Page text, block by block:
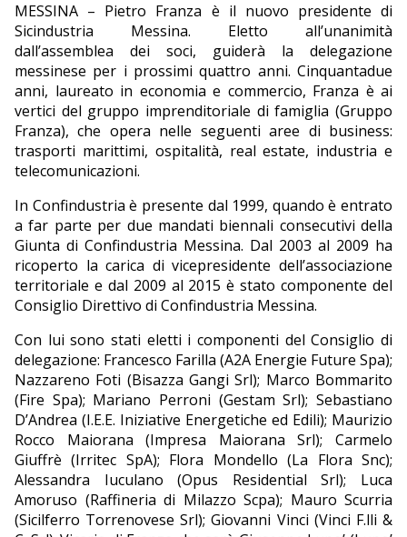
MESSINA – Pietro Franza è il nuovo presidente di
Sicindustria Messina. Eletto all’unanimità
dall’assemblea dei soci, guiderà la delegazione
messinese per i prossimi quattro anni. Cinquantadue
anni, laureato in economia e commercio, Franza è ai
vertici del gruppo imprenditoriale di famiglia (Gruppo
Franza), che opera nelle seguenti aree di business:
trasporti marittimi, ospitalità, real estate, industria e
telecomunicazioni.
In Confindustria è presente dal 1999, quando è entrato
a far parte per due mandati biennali consecutivi della
Giunta di Confindustria Messina. Dal 2003 al 2009 ha
ricoperto la carica di vicepresidente dell’associazione
territoriale e dal 2009 al 2015 è stato componente del
Consiglio Direttivo di Confindustria Messina.
Con lui sono stati eletti i componenti del Consiglio di
delegazione: Francesco Farilla (A2A Energie Future Spa);
Nazzareno Foti (Bisazza Gangi Srl); Marco Bommarito
(Fire Spa); Mariano Perroni (Gestam Srl); Sebastiano
D’Andrea (I.E.E. Iniziative Energetiche ed Edili); Maurizio
Rocco Maiorana (Impresa Maiorana Srl); Carmelo
Giuffrè (Irritec SpA); Flora Mondello (La Flora Snc);
Alessandra Iuculano (Opus Residential Srl); Luca
Amoruso (Raffineria di Milazzo Scpa); Mauro Scurria
(Sicilferro Torrenovese Srl); Giovanni Vinci (Vinci F.lli &